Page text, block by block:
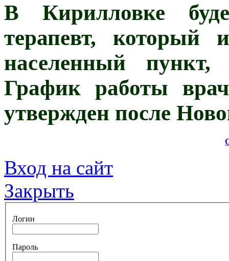
В Кирилловке
терапевт, который
населенный
График работы
утвержден после
Вход на сайт
Закрыть
Логин
Пароль